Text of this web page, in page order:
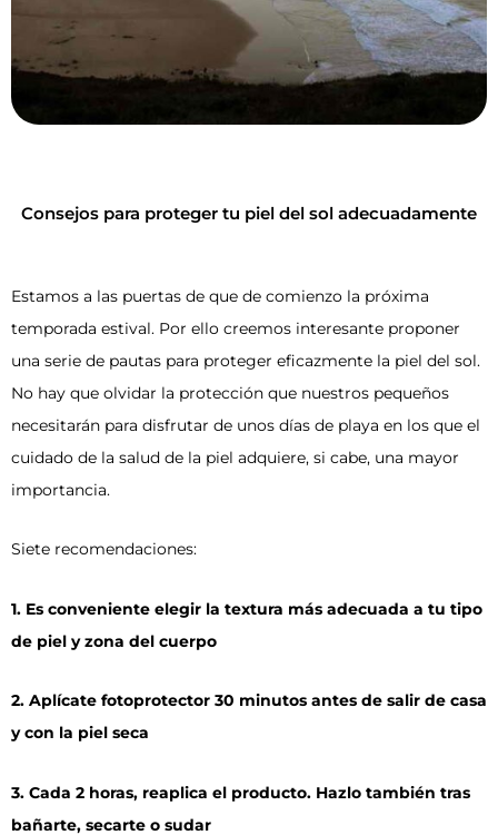
Consejos para proteger tu piel del sol adecuadamente
Estamos a las puertas de que de comienzo la próxima
temporada estival. Por ello creemos interesante proponer
una serie de pautas para proteger eficazmente la piel del sol.
No hay que olvidar la protección que nuestros pequeños
necesitarán para disfrutar de unos días de playa en los que el
cuidado de la salud de la piel adquiere, si cabe, una mayor
importancia.
Siete recomendaciones:
1. Es conveniente elegir la textura más adecuada a tu tipo
de piel y zona del cuerpo
2. Aplícate fotoprotector 30 minutos antes de salir de casa
y con la piel seca
3. Cada 2 horas, reaplica el producto. Hazlo también tras
bañarte, secarte o sudar